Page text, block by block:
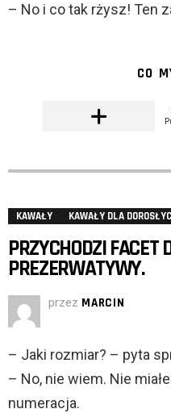
– No i co tak rżysz! Ten
CO
KAWAŁY KAWAŁY DLA
PRZYCHODZI FACET
PREZERWATYWY.
przez MARCIN
– Jaki rozmiar? – pyta
– No, nie wiem. Nie
numeracja.